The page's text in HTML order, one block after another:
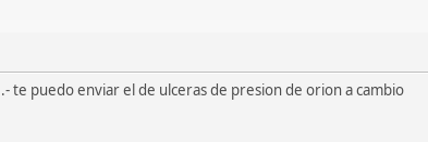
te puedo enviar el de ulceras de presion de orion a cambio